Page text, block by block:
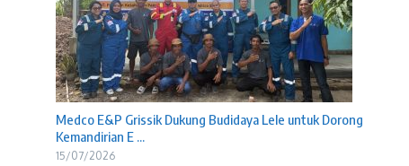
Medco E&P Grissik Dukung Budidaya Lele untuk Dorong
Kemandirian E ...
15/07/2026